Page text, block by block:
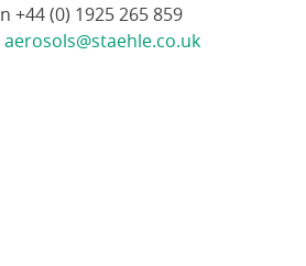
+44 (0) 1925 265 859
aerosols@staehle.co.uk